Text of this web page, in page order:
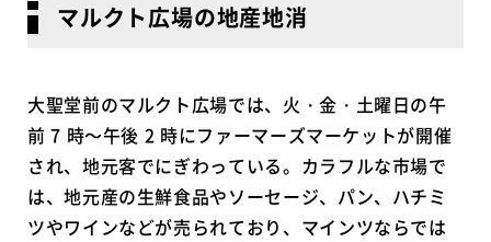
マルクト広場の地産地消
大聖堂前のマルクト広場では、火・金・土曜日の午
前 7 時～午後 2 時にファーマーズマーケットが開催
され、地元客でにぎわっている。カラフルな市場で
は、地元産の生鮮食品やソーセージ、パン、ハチミ
ツやワインなどが売られており、マインツならでは